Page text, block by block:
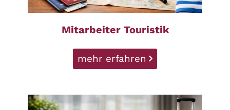
Mitarbeiter Touristik
mehr erfahren